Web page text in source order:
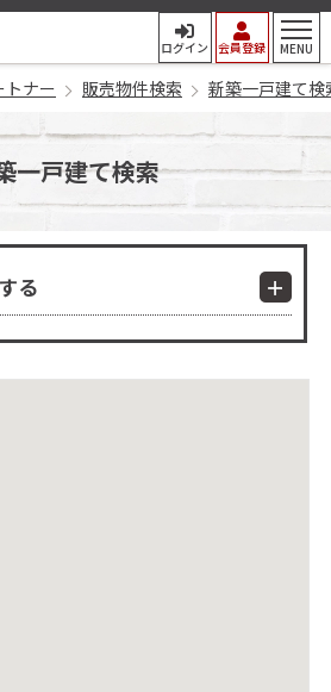
センチュリー21ハウスパート
ログイン 会員登録 MENU
トナー 販売物件検索 新築一戸建て検
一戸建て検索
る